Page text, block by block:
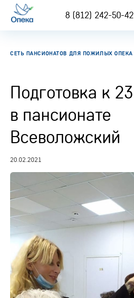
8 (812) 242-50-42
СЕТЬ ПАНСИОНАТОВ ДЛЯ ПОЖИЛЫХ ОПЕКА
Подготовка к
в пансионате
Всеволожский
20.02.2021